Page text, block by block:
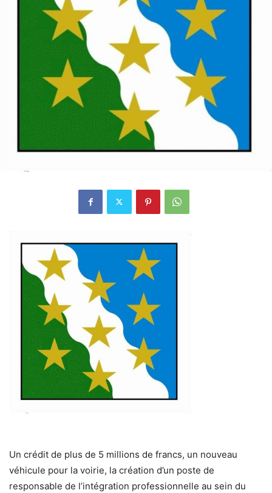
Un crédit de plus de 5 millions de francs, un nouveau
véhicule pour la voirie, la création d’un poste de
responsable de l’intégration professionnelle au sein du